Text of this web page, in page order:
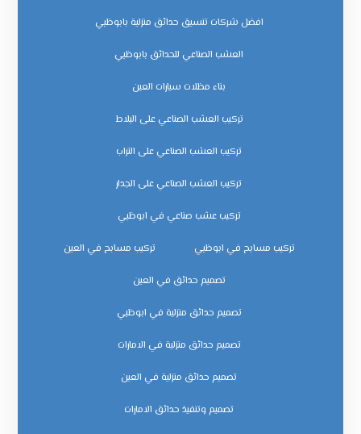
افضل شركات تنسيق حدائق منزلية بابوظبي
العشب الصناعي للحدائق بابوظبي
بناء مظلات سيارات العين
تركيب العشب الصناعي على البلاط
تركيب العشب الصناعي على التراب
تركيب العشب الصناعي على الجدار
تركيب عشب صناعي في ابوظبي
تركيب مسابح في ابوظبي تركيب مسابح في العين
تصميم حدائق في العين
تصميم حدائق منزلية في ابوظبي
تصميم حدائق منزلية في الامارات
تصميم حدائق منزلية في العين
تصميم وتنفيذ حدائق الامارات